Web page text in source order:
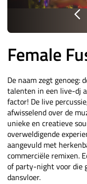
Female
De naam zegt genoeg:
talenten in een live-dj
factor! De live
afwisselend over de
unieke en creatieve
overweldigende
aangevuld met
commerciële remixen.
of party-night voor die
dansvloer.